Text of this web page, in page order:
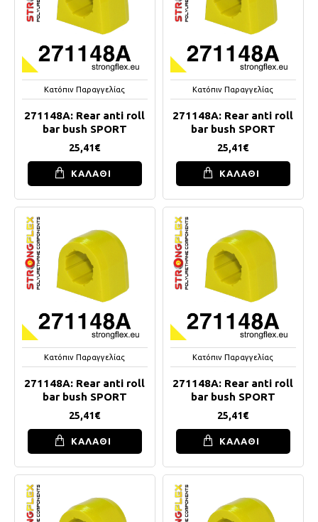
Κατόπιν Παραγγελίας
271148A: Rear anti roll
bar bush SPORT
25,41€
ΚΑΛΑΘΙ
Κατόπιν Παραγγελίας
271148A: Rear anti roll
bar bush SPORT
25,41€
ΚΑΛΑΘΙ
Κατόπιν Παραγγελίας
271148A: Rear anti roll
bar bush SPORT
25,41€
ΚΑΛΑΘΙ
Κατόπιν Παραγγελίας
271148A: Rear anti roll
bar bush SPORT
25,41€
ΚΑΛΑΘΙ